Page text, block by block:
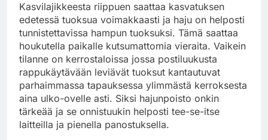
Kasvilajikkeesta riippuen saattaa kasvatuksen
edetessä tuoksua voimakkaasti ja haju on helposti
tunnistettavissa hampun tuoksuksi. Tämä saattaa
houkutella paikalle kutsumattomia vieraita. Vaikein
tilanne on kerrostaloissa jossa postiluukusta
rappukäytävään leviävät tuoksut kantautuvat
parhaimmassa tapauksessa ylimmästä kerroksesta
aina ulko-ovelle asti. Siksi hajunpoisto onkin
tärkeää ja se onnistuukin helposti tee-se-itse
laitteilla ja pienella panostuksella.